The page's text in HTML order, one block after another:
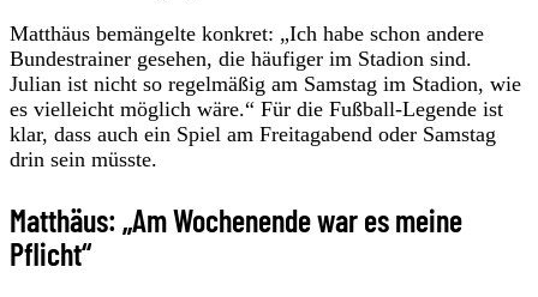
Matthäus bemängelte konkret: „Ich habe schon andere
Bundestrainer gesehen, die häufiger im Stadion sind.
Julian ist nicht so regelmäßig am Samstag im Stadion, wie
es vielleicht möglich wäre.“ Für die Fußball-Legende ist
klar, dass auch ein Spiel am Freitagabend oder Samstag
drin sein müsste.
Matthäus: „Am Wochenende war es meine
Pflicht“